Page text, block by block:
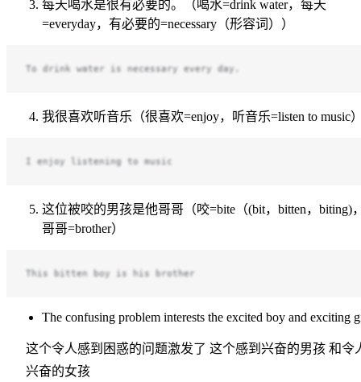
每天喝水是很有必要的。（喝水=drink water，每天
=everyday，有必要的=necessary（形容词））
To drink water is necessary every day.
我很喜欢听音乐（很喜欢=enjoy，听音乐=listen to music
I enjoy listening to music
这位被咬的男孩是他哥哥（咬=bite（(bit，bitten，biting)
哥哥=brother）
This bitten boy is his brother
The confusing problem interests the excited boy and exciting
这个令人感到困惑的问题激发了 这个感到兴奋的男孩 和令
兴奋的女孩